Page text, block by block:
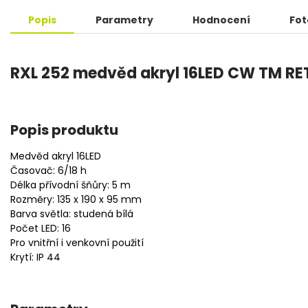
Popis Parametry Hodnocení
RXL 252 medvěd akryl 16LED CW TM
Popis produktu
Medvěd akryl 16LED
Časovač: 6/18 h
Délka přívodní šňůry: 5 m
Rozměry: 135 x 190 x 95 mm
Barva světla: studená bílá
Počet LED: 16
Pro vnitřní i venkovní použití
Krytí: IP 44